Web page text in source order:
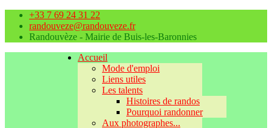
+33 7 69 24 31 22
randouveze@randouveze.fr
Randouvèze - Mairie de Buis-les-Baronnies
Accueil
Mode d'emploi
Liens utiles
Les talents
Histoires de randos
Pourquoi randonner
Aux photographes...